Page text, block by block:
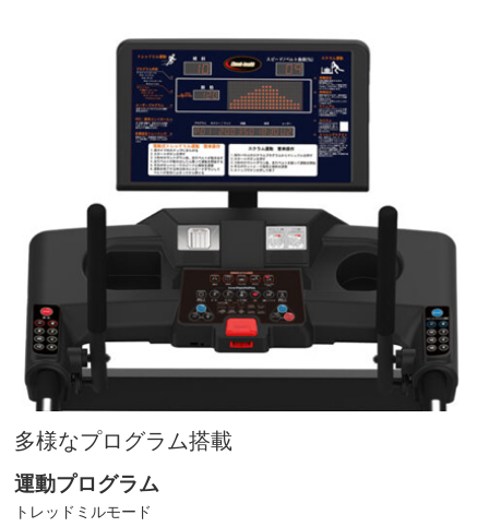
多様なプログラム搭載
運動プログラム
トレッドミルモード